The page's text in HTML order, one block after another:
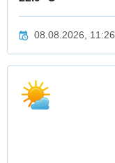
08.08.2026, 11:26